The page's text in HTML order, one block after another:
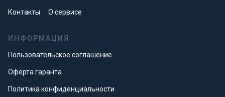
Контакты О сервисе
ИНФОРМАЦИЯ
Пользовательское соглашение
Оферта гаранта
Политика конфиденциальности